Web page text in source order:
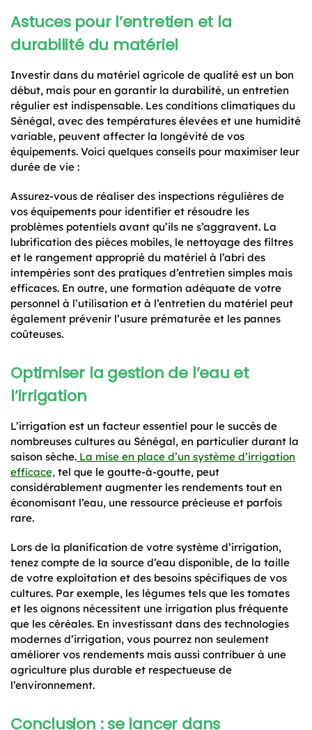
Astuces pour l’entretien et la
durabilité du matériel
Investir dans du matériel agricole de qualité est un bon
début, mais pour en garantir la durabilité, un entretien
régulier est indispensable. Les conditions climatiques du
Sénégal, avec des températures élevées et une humidité
variable, peuvent affecter la longévité de vos
équipements. Voici quelques conseils pour maximiser leur
durée de vie :
Assurez-vous de réaliser des inspections régulières de
vos équipements pour identifier et résoudre les
problèmes potentiels avant qu’ils ne s’aggravent. La
lubrification des pièces mobiles, le nettoyage des filtres
et le rangement approprié du matériel à l’abri des
intempéries sont des pratiques d’entretien simples mais
efficaces. En outre, une formation adéquate de votre
personnel à l’utilisation et à l’entretien du matériel peut
également prévenir l’usure prématurée et les pannes
coûteuses.
Optimiser la gestion de l’eau et
l’irrigation
L’irrigation est un facteur essentiel pour le succès de
nombreuses cultures au Sénégal, en particulier durant la
saison sèche. La mise en place d’un système d’irrigation
efficace, tel que le goutte-à-goutte, peut
considérablement augmenter les rendements tout en
économisant l’eau, une ressource précieuse et parfois
rare.
Lors de la planification de votre système d’irrigation,
tenez compte de la source d’eau disponible, de la taille
de votre exploitation et des besoins spécifiques de vos
cultures. Par exemple, les légumes tels que les tomates
et les oignons nécessitent une irrigation plus fréquente
que les céréales. En investissant dans des technologies
modernes d’irrigation, vous pourrez non seulement
améliorer vos rendements mais aussi contribuer à une
agriculture plus durable et respectueuse de
l’environnement.
Conclusion : se lancer dans